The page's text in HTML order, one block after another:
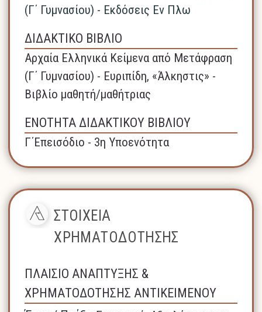
(Γ΄ Γυμνασίου) - Εκδόσεις Εν Πλω
ΔΙΔΑΚΤΙΚΟ ΒΙΒΛΙΟ
Αρχαία Ελληνικά Κείμενα από Μετάφραση
(Γ΄ Γυμνασίου) - Ευριπίδη, «Άλκηστις» -
Βιβλίο μαθητή/μαθήτριας
ΕΝΟΤΗΤΑ ΔΙΔΑΚΤΙΚΟΥ ΒΙΒΛΙΟΥ
Γ΄Επεισόδιο - 3η Υποενότητα
ΣΤΟΙΧΕΙΑ
ΧΡΗΜΑΤΟΔΟΤΗΣΗΣ
ΠΛΑΙΣΙΟ ΑΝΑΠΤΥΞΗΣ &
ΧΡΗΜΑΤΟΔΟΤΗΣΗΣ ΑΝΤΙΚΕΙΜΕΝΟΥ